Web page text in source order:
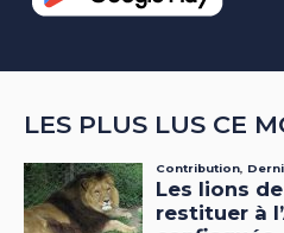
LES PLUS LUS CE